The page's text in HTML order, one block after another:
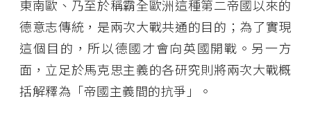
東南歐、乃至於稱霸全歐洲這種第二帝國以來的
德意志傳統，是兩次大戰共通的目的；為了實現
這個目的，所以德國才會向英國開戰。另一方
面，立足於馬克思主義的各研究則將兩次大戰概
括解釋為「帝國主義間的抗爭」。